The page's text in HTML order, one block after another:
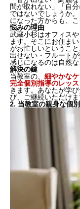
間が取れない」「自
ではないでしょうか
になった方からも、
悩みの理由
武蔵小杉はオフィス
ます。そこにお住ま
がお忙しいというこ
出せない・フルート
感じになるのは自然
解決の鍵
当教室の、 細やかな
完全個別指導のレッ
きます。あなたが学
び、ご継続いただけま
2. 当教室の親身な個